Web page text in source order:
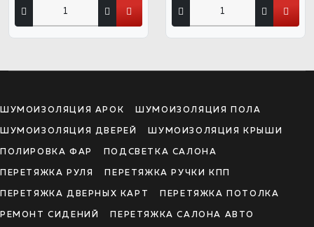
ШУМОИЗОЛЯЦИЯ АРОК ШУМОИЗОЛЯЦИЯ ПОЛА
ШУМОИЗОЛЯЦИЯ ДВЕРЕЙ ШУМОИЗОЛЯЦИЯ КРЫШИ
ПОЛИРОВКА ФАР ПОДСВЕТКА САЛОНА
ПЕРЕТЯЖКА РУЛЯ ПЕРЕТЯЖКА РУЧКИ КПП
ПЕРЕТЯЖКА ДВЕРНЫХ КАРТ ПЕРЕТЯЖКА ПОТОЛКА
РЕМОНТ СИДЕНИЙ ПЕРЕТЯЖКА САЛОНА АВТО